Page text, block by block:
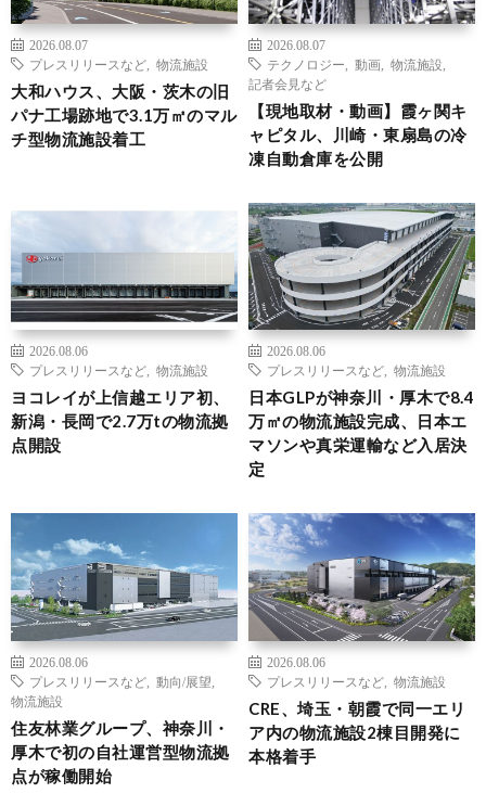
2026.08.07
プレスリリースなど
物流施設
大和ハウス、大阪・茨木の旧
パナ工場跡地で3.1万㎡のマル
チ型物流施設着工
2026.08.07
テクノロジー
動画 物流施設
記者会見など
【現地取材・動画】霞ヶ関キ
ャピタル、川崎・東扇島の冷
凍自動倉庫を公開
2026.08.06
プレスリリースなど
物流施設
ヨコレイが上信越エリア初、
新潟・長岡で2.7万tの物流拠
点開設
2026.08.06
プレスリリースなど
物流施設
日本GLPが神奈川・厚木で8.4
万㎡の物流施設完成、日本エ
マソンや真栄運輸など入居決
定
2026.08.06
プレスリリースなど
動向/展望
物流施設
住友林業グループ、神奈川・
厚木で初の自社運営型物流拠
点が稼働開始
2026.08.06
プレスリリースなど
物流施設
CRE、埼玉・朝霞で同一エリ
ア内の物流施設2棟目開発に
本格着手